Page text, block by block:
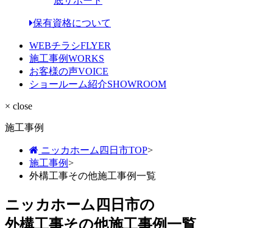
保有資格について
WEBチラシFLYER
施工事例WORKS
お客様の声VOICE
ショールーム紹介SHOWROOM
× close
施工事例
ニッカホーム四日市TOP>
施工事例>
外構工事その他施工事例一覧
ニッカホーム四日市の
外構工事その他施工事例一覧